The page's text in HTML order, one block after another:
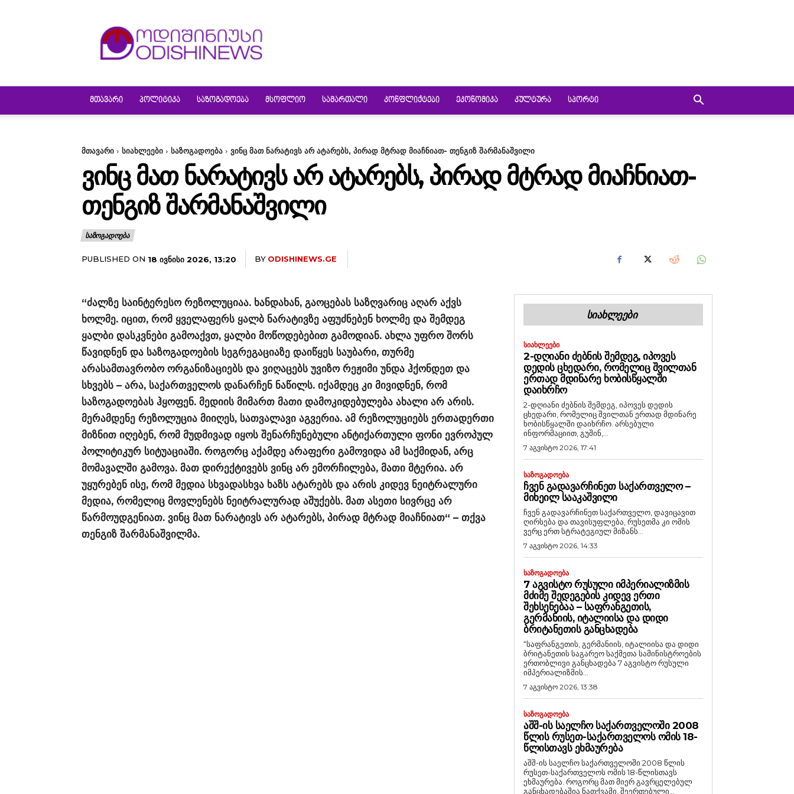
ᲛᲗᲐᲕᲐᲠᲘ ᲞᲝᲚᲘᲢᲘᲙᲐ ᲡᲐᲖᲝᲒᲐᲓᲝᲔᲑᲐ ᲛᲡᲝᲤᲚᲘᲝ ᲡᲐᲛᲐᲠᲗᲐᲚᲘ ᲙᲝᲜᲤᲚᲘᲥᲢᲔᲑᲘ ᲔᲙᲝᲜᲝᲛᲘᲙᲐ ᲙᲣᲚᲢᲣᲠᲐ ᲡᲞᲝᲠᲢᲘ
მთავარი სიახლეები საზოგადოება ვინც მათ ნარატივს არ ატარებს, პირად მტრად მიაჩნიათ- თენგიზ შარმანაშვილი
ᲕᲘᲜᲪ ᲛᲐᲗ ᲜᲐᲠᲐᲢᲘᲕᲡ ᲐᲠ ᲐᲢᲐᲠᲔᲑᲡ, ᲞᲘᲠᲐᲓ ᲛᲢᲠᲐᲓ ᲛᲘᲐᲩᲜᲘᲐᲗ-
ᲗᲔᲜᲒᲘᲖ ᲨᲐᲠᲛᲐᲜᲐᲨᲕᲘᲚᲘ
ᲡᲐᲖᲝᲒᲐᲓᲝᲔᲑᲐ
PUBLISHED ON 18 ᲘᲕᲜᲘᲡᲘ 2026, 13:20 BY ODISHINEWS.GE
“ძალზე საინტერესო რეზოლუციაა. ხანდახან, გაოცებას საზღვარიც აღარ აქვს
ხოლმე. იცით, რომ ყველაფერს ყალბ ნარატივზე აფუძნებენ ხოლმე და შემდეგ
ყალბი დასკვნები გამოაქვთ, ყალბი მოწოდებებით გამოდიან. ახლა უფრო შორს
წავიდნენ და საზოგადოების სეგრეგაციაზე დაიწყეს საუბარი, თურმე
არასამთავრობო ორგანიზაციებს და ვიღაცებს უვიზო რეჟიმი უნდა ჰქონდეთ და
სხვებს – არა, საქართველოს დანარჩენ ნაწილს. იქამდეც კი მივიდნენ, რომ
საზოგადოებას ჰყოფენ. მედიის მიმართ მათი დამოკიდებულება ახალი არ არის.
მერამდენე რეზოლუცია მიიღეს, სათვალავი აგვერია. ამ რეზოლუციებს ერთადერთი
მიზნით იღებენ, რომ მუდმივად იყოს შენარჩუნებული ანტიქართული ფონი ევროპულ
პოლიტიკურ სიტუაციაში. როგორც აქამდე არაფერი გამოვიდა ამ საქმიდან, არც
მომავალში გამოვა. მათ დირექტივებს ვინც არ ემორჩილება, მათი მტერია. არ
უყურებენ ისე, რომ მედია სხვადასხვა ხაზს ატარებს და არის კიდევ ნეიტრალური
მედია, რომელიც მოვლენებს ნეიტრალურად აშუქებს. მათ ასეთი სივრცე არ
წარმოუდგენიათ. ვინც მათ ნარატივს არ ატარებს, პირად მტრად მიაჩნიათ“ – თქვა
თენგიზ შარმანაშვილმა.
ᲡᲘᲐᲮᲚᲔᲔᲑᲘ
ᲡᲘᲐᲮᲚᲔᲔᲑᲘ
2-ᲓᲦᲘᲐᲜᲘ ᲫᲔᲑᲜᲘᲡ ᲨᲔᲛᲓᲔᲒ, ᲘᲞᲝᲕᲔᲡ
ᲓᲔᲓᲘᲡ ᲪᲮᲔᲓᲐᲠᲘ, ᲠᲝᲛᲔᲚᲘᲪ ᲨᲕᲘᲚᲗᲐᲜ
ᲔᲠᲗᲐᲓ ᲛᲓᲘᲜᲐᲠᲔ ᲮᲝᲑᲘᲡᲬᲧᲐᲚᲨᲘ
ᲓᲐᲘᲮᲠᲩᲝ
2-დღიანი ძებნის შემდეგ, იპოვეს დედის
ცხედარი, რომელიც შვილთან ერთად მდინარე
ხობისწყალში დაიხრჩო. არსებული
ინფორმაციით, გუშინ,...
7 აგვისტო 2026, 17:41
ᲡᲐᲖᲝᲒᲐᲓᲝᲔᲑᲐ
ᲩᲕᲔᲜ ᲒᲐᲓᲐᲕᲐᲠᲩᲘᲜᲔᲗ ᲡᲐᲥᲐᲠᲗᲕᲔᲚᲝ –
ᲛᲘᲮᲔᲘᲚ ᲡᲐᲐᲙᲐᲨᲕᲘᲚᲘ
ჩვენ გადავარჩინეთ საქართველო, დავიცავით
ღირსება და თავისუფლება, რუსეთმა კი ომის
ვერც ერთ სტრატეგიულ მიზანს...
7 აგვისტო 2026, 14:33
ᲡᲐᲖᲝᲒᲐᲓᲝᲔᲑᲐ
7 ᲐᲒᲕᲘᲡᲢᲝ ᲠᲣᲡᲣᲚᲘ ᲘᲛᲞᲔᲠᲘᲐᲚᲘᲖᲛᲘᲡ
ᲛᲫᲘᲛᲔ ᲨᲔᲓᲔᲒᲔᲑᲘᲡ ᲙᲘᲓᲔᲕ ᲔᲠᲗᲘ
ᲨᲔᲮᲡᲔᲜᲔᲑᲐᲐ – ᲡᲐᲤᲠᲐᲜᲒᲔᲗᲘᲡ,
ᲒᲔᲠᲛᲐᲜᲘᲘᲡ, ᲘᲢᲐᲚᲘᲘᲡᲐ ᲓᲐ ᲓᲘᲓᲘ
ᲑᲠᲘᲢᲐᲜᲔᲗᲘᲡ ᲒᲐᲜᲪᲮᲐᲓᲔᲑᲐ
“საფრანგეთის, გერმანიის, იტალიისა და დიდი
ბრიტანეთის საგარეო საქმეთა სამინისტროების
ერთობლივი განცხადება 7 აგვისტო რუსული
იმპერიალიზმის...
7 აგვისტო 2026, 13:38
ᲡᲐᲖᲝᲒᲐᲓᲝᲔᲑᲐ
ᲐᲨᲨ-ᲘᲡ ᲡᲐᲔᲚᲩᲝ ᲡᲐᲥᲐᲠᲗᲕᲔᲚᲝᲨᲘ 2008
ᲬᲚᲘᲡ ᲠᲣᲡᲔᲗ-ᲡᲐᲥᲐᲠᲗᲕᲔᲚᲝᲡ ᲝᲛᲘᲡ 18-
ᲬᲚᲘᲡᲗᲐᲕᲡ ᲔᲮᲛᲐᲣᲠᲔᲑᲐ
აშშ-ის საელჩო საქართველოში 2008 წლის
რუსეთ-საქართველოს ომის 18-წლისთავს
ეხმაურება. როგორც მათ მიერ გავრცელებულ
განცხადებაშია ნათქვამი, შეერთებული...